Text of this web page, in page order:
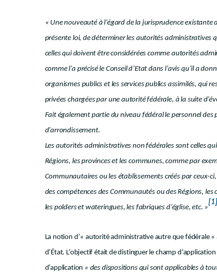
« Une nouveauté à l’égard de la jurisprudence existante
présente loi, de déterminer les autorités administratives
celles qui doivent être considérées comme autorités
comme l’a précisé le Conseil d’Etat dans l’avis qu’il a
organismes publics et les services publics assimilés, qui
privées chargées par une autorité fédérale, à la suite
Fait également partie du niveau fédéral le personnel
d’arrondissement.
Les autorités administratives non fédérales sont celles
Régions, les provinces et les communes, comme par
Communautaires ou les établissements créés par ceux-
des compétences des Communautés ou des Régions,
les polders et wateringues, les fabriques d’église, etc. »
[1]
La notion d’« autorité administrative autre que fédérale »
d’État. L’objectif était de distinguer le champ
d’application « des dispositions qui sont applicables à